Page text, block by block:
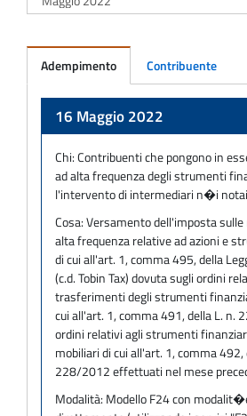
Adempimento Contribuente
16 Maggio 2022
Chi:Contribuenti che pongono in
ad alta frequenza degli strumenti
l'intervento di intermediari n�i notai
Cosa:Versamento dell'imposta sulle
alta frequenza relative ad azioni e
di cui all'art. 1, comma 495, della
(c.d. Tobin Tax) dovuta sugli ordini
trasferimenti degli strumenti
cui all'art. 1, comma 491, della L. n.
ordini relativi agli strumenti
mobiliari di cui all'art. 1, comma 492,
228/2012 effettuati nel mese
Modalità: Modello F24 con